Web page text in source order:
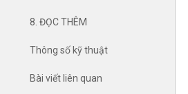
8. ĐỌC THÊM
Thông số kỹ thuật
Bài viết liên quan